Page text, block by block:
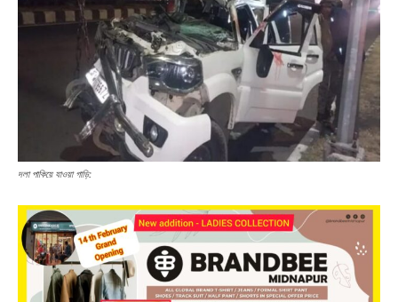
দলা পাকিয়ে যাওয়া গাড়ি: